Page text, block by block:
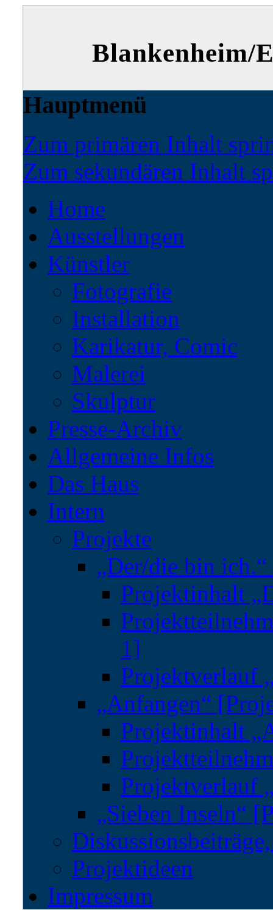
Blankenheim/
Hauptmenü
Zum primären Inhalt
Zum sekundären Inhalt
Home
Ausstellungen
Künstler
Fotografie
Installation
Karikatur, Comic
Malerei
Skulptur
Presse-Archiv
Allgemeine Infos
Das Haus
Intern
Projekte
„Der/die bin
Projektinhalt
1]
Projektverlauf
„Anfangen“
Projektinhalt
Projektverlauf
„Sieben Inseln“
Projektideen
Impressum